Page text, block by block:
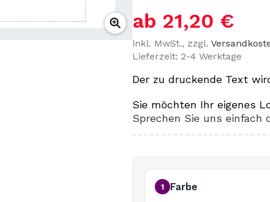
ab 21,20 €
inkl. MwSt., zzgl.
Lieferzeit: 2-4 Werktage
Der zu druckende Text
Sie möchten Ihr eigenes
Sprechen Sie uns einfach
1 Farbe